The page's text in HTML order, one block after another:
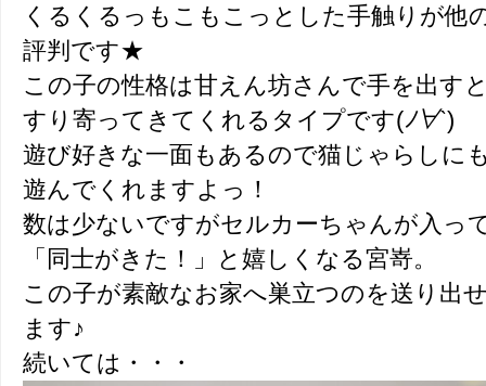
くるくるっもこもこっとした手触りが他
評判です★
この子の性格は甘えん坊さんで手を出す
すり寄ってきてくれるタイプです(ﾉ∀`)
遊び好きな一面もあるので猫じゃらしに
遊んでくれますよっ！
数は少ないですがセルカーちゃんが入っ
「同士がきた！」と嬉しくなる宮嵜。
この子が素敵なお家へ巣立つのを送り出
ます♪
続いては・・・